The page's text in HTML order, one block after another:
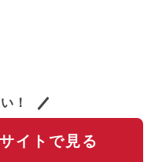
！
イトで見る